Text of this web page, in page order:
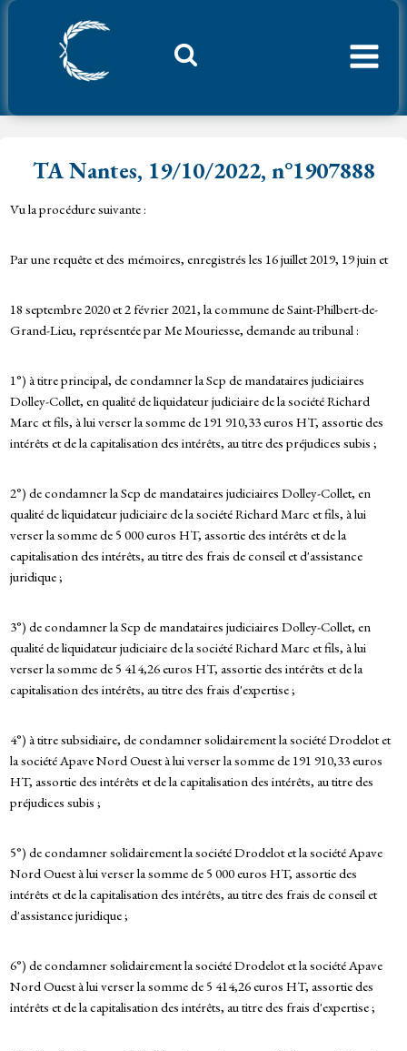
Aller
TA Nantes, 19/10/2022, n°1907888
Vu la procédure suivante :
Par une requête et des mémoires, enregistrés les 16 juillet 2019, 19 juin et
18 septembre 2020 et 2 février 2021, la commune de Saint-Philbert-de-
Grand-Lieu, représentée par Me Mouriesse, demande au tribunal :
1°) à titre principal, de condamner la Scp de mandataires judiciaires
Dolley-Collet, en qualité de liquidateur judiciaire de la société Richard
Marc et fils, à lui verser la somme de 191 910,33 euros HT, assortie des
intérêts et de la capitalisation des intérêts, au titre des préjudices subis ;
2°) de condamner la Scp de mandataires judiciaires Dolley-Collet, en
qualité de liquidateur judiciaire de la société Richard Marc et fils, à lui
verser la somme de 5 000 euros HT, assortie des intérêts et de la
capitalisation des intérêts, au titre des frais de conseil et d'assistance
juridique ;
3°) de condamner la Scp de mandataires judiciaires Dolley-Collet, en
qualité de liquidateur judiciaire de la société Richard Marc et fils, à lui
verser la somme de 5 414,26 euros HT, assortie des intérêts et de la
capitalisation des intérêts, au titre des frais d'expertise ;
4°) à titre subsidiaire, de condamner solidairement la société Drodelot et
la société Apave Nord Ouest à lui verser la somme de 191 910,33 euros
HT, assortie des intérêts et de la capitalisation des intérêts, au titre des
préjudices subis ;
5°) de condamner solidairement la société Drodelot et la société Apave
Nord Ouest à lui verser la somme de 5 000 euros HT, assortie des
intérêts et de la capitalisation des intérêts, au titre des frais de conseil et
d'assistance juridique ;
6°) de condamner solidairement la société Drodelot et la société Apave
Nord Ouest à lui verser la somme de 5 414,26 euros HT, assortie des
intérêts et de la capitalisation des intérêts, au titre des frais d'expertise ;